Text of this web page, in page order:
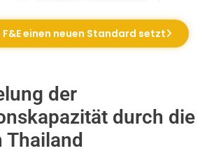
F&E einen neuen Standard setzt
der
durch die
Thailand